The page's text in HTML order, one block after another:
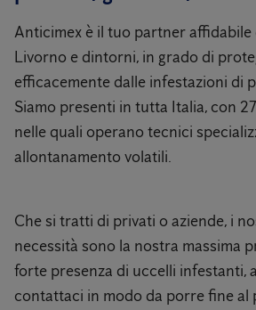
Anticimex è il tuo partner affidabile
Livorno e dintorni, in grado di
efficacemente dalle infestazioni di
Siamo presenti in tutta Italia, con
nelle quali operano tecnici
allontanamento volatili.
Che si tratti di privati ​​o aziende, i
necessità sono la nostra massima
forte presenza di uccelli infestanti,
contattaci in modo da porre fine al